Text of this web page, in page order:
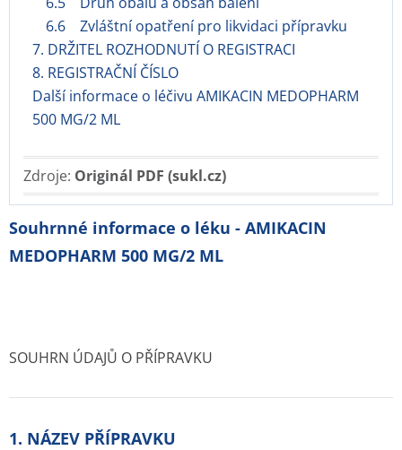
6.6 Zvláštní opatření pro likvidaci přípravku
7. DRŽITEL ROZHODNUTÍ O REGISTRACI
8. REGISTRAČNÍ ČÍSLO
Další informace o léčivu AMIKACIN MEDOPHARM
500 MG/2 ML
Zdroje: Originál PDF (sukl.cz)
Souhrnné informace o léku - AMIKACIN
MEDOPHARM 500 MG/2 ML
SOUHRN ÚDAJŮ O PŘÍPRAVKU
1. NÁZEV PŘÍPRAVKU